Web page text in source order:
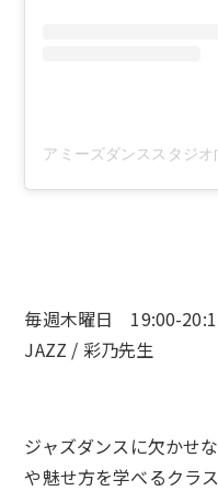
毎週木曜日 19:00-
JAZZ / 彩乃先生
ジャズダンスに欠かせ
や魅せ方を学べるクラス